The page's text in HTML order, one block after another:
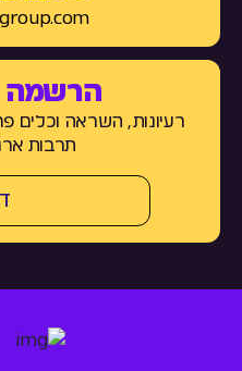
הרשמה
רעיונות, השראה וכלים
תרבות